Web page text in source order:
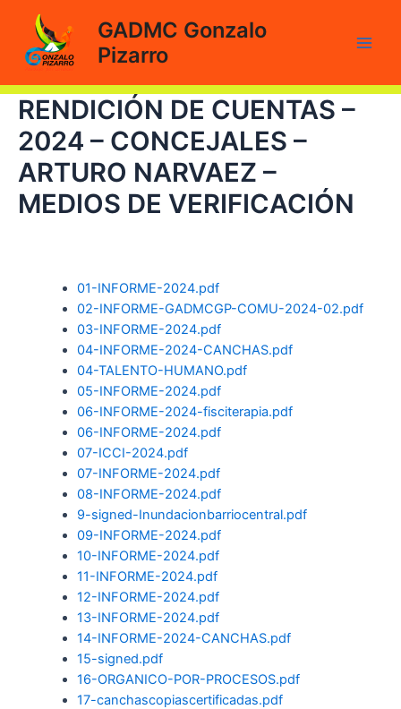
contenido
GADMC Gonzalo
Pizarro
RENDICIÓN DE CUENTAS –
2024 – CONCEJALES –
ARTURO NARVAEZ –
MEDIOS DE VERIFICACIÓN
01-INFORME-2024.pdf
02-INFORME-GADMCGP-COMU-2024-02.pdf
03-INFORME-2024.pdf
04-INFORME-2024-CANCHAS.pdf
04-TALENTO-HUMANO.pdf
05-INFORME-2024.pdf
06-INFORME-2024-fisciterapia.pdf
06-INFORME-2024.pdf
07-ICCI-2024.pdf
07-INFORME-2024.pdf
08-INFORME-2024.pdf
9-signed-Inundacionbarriocentral.pdf
09-INFORME-2024.pdf
10-INFORME-2024.pdf
11-INFORME-2024.pdf
12-INFORME-2024.pdf
13-INFORME-2024.pdf
14-INFORME-2024-CANCHAS.pdf
15-signed.pdf
16-ORGANICO-POR-PROCESOS.pdf
17-canchascopiascertificadas.pdf